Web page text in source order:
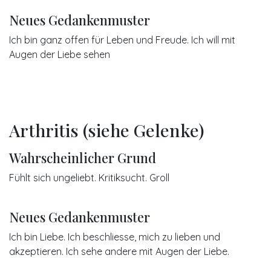
Neues Gedankenmuster
Ich bin ganz offen für Leben und Freude. Ich will mit
Augen der Liebe sehen
Arthritis (siehe Gelenke)
Wahrscheinlicher Grund
Fühlt sich ungeliebt. Kritiksucht. Groll
Neues Gedankenmuster
Ich bin Liebe. Ich beschliesse, mich zu lieben und
akzeptieren. Ich sehe andere mit Augen der Liebe.